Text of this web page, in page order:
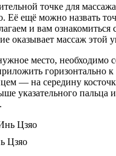
точке для
Её ещё можно назвать
и вам ознакомиться
оказывает массаж этой
место, необходимо
горизонтально
— на середину
указательного пальца
Цзяо